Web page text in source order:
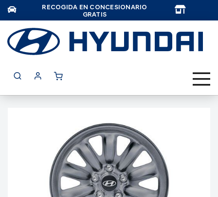
RECOGIDA EN CONCESIONARIO
GRATIS